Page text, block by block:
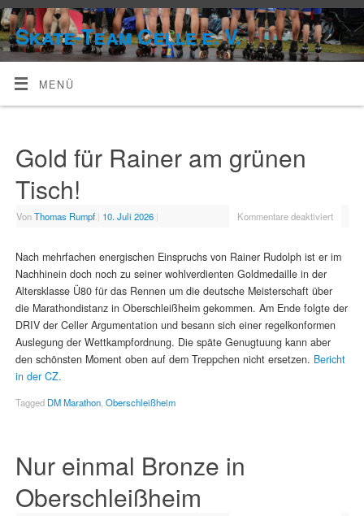
Skate-Team Celle e. V.
MENÜ
Gold für Rainer am grünen
Tisch!
VonThomas Rumpf | 10. Juli 2026 | Kommentare deaktiviert
Nach mehrfachen energischen Einspruchs von Rainer Rudolph ist er im
Nachhinein doch noch zu seiner wohlverdienten Goldmedaille in der
Altersklasse Ü80 für das Rennen um die deutsche Meisterschaft über
die Marathondistanz in Oberschleißheim gekommen. Am Ende folgte der
DRIV der Celler Argumentation und besann sich einer regelkonformen
Auslegung der Wettkampfordnung. Die späte Genugtuung kann aber
den schönsten Moment oben auf dem Treppchen nicht ersetzen. Bericht
in der CZ.
Tagged DM Marathon, Oberschleißheim
Nur einmal Bronze in
Oberschleißheim